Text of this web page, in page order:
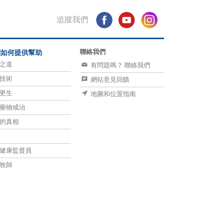
追蹤我們
何提供幫助
道
術
生
物戒治
真相
康監督員
師
聯絡我們
有問題嗎？ 聯絡我們
網站意見回饋
地圖和位置指南